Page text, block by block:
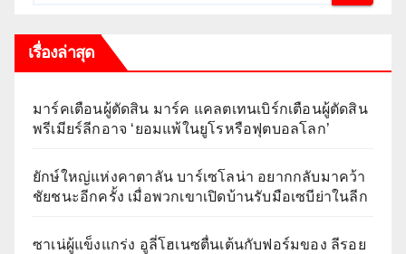
เรื่องล่าสุด
มาร์คเตือนผู้ตัดสิน มาร์ค แคลตเทนเบิร์กเตือนผู้ตัดสิน
พรีเมียร์ลีกอาจ ‘ยอมแพ้ในยูโรหรือฟุตบอลโลก’
ยักษ์ใหญ่แห่งคาตาลัน บาร์เซโลน่า อยากกลับมาคว้า
ชัยชนะอีกครั้ง เมื่อพวกเขาเปิดบ้านรับมือเซบีย่าในลีก
ซาเน่ผู้แข็งแกร่ง อูลี่โฮเนซตื่นเต้นกับฟอร์มของ ลีรอย